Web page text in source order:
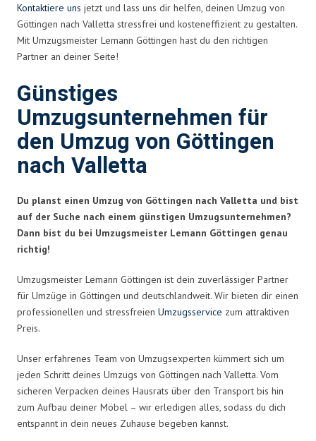
Kontaktiere uns jetzt und lass uns dir helfen, deinen Umzug von
Göttingen nach Valletta stressfrei und kosteneffizient zu gestalten.
Mit Umzugsmeister Lemann Göttingen hast du den richtigen
Partner an deiner Seite!
Günstiges
Umzugsunternehmen für
den Umzug von Göttingen
nach Valletta
Du planst einen Umzug von Göttingen nach Valletta und bist
auf der Suche nach einem günstigen Umzugsunternehmen?
Dann bist du bei Umzugsmeister Lemann Göttingen genau
richtig!
Umzugsmeister Lemann Göttingen ist dein zuverlässiger Partner
für Umzüge in Göttingen und deutschlandweit. Wir bieten dir einen
professionellen und stressfreien Umzugsservice zum attraktiven
Preis.
Unser erfahrenes Team von Umzugsexperten kümmert sich um
jeden Schritt deines Umzugs von Göttingen nach Valletta. Vom
sicheren Verpacken deines Hausrats über den Transport bis hin
zum Aufbau deiner Möbel – wir erledigen alles, sodass du dich
entspannt in dein neues Zuhause begeben kannst.